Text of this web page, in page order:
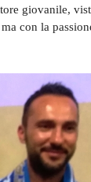
giovanile,
con la